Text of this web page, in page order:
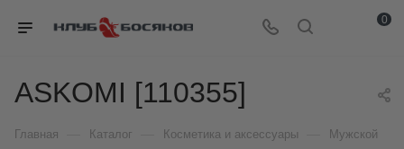
0
ASKOMI [110355]
Главная Каталог Косметика и аксессуары Мужской